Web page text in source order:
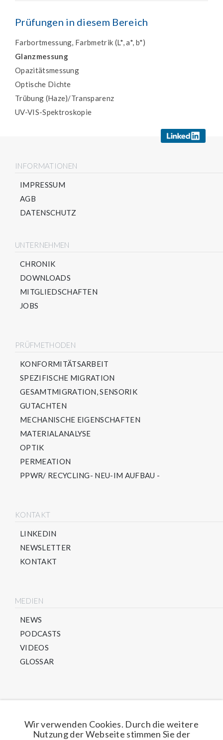
Prüfungen in diesem Bereich
Farbortmessung, Farbmetrik (L*, a*, b*)
Glanzmessung
Opazitätsmessung
Optische Dichte
Trübung (Haze)/Transparenz
UV-VIS-Spektroskopie
INFORMATIONEN
IMPRESSUM
AGB
DATENSCHUTZ
UNTERNEHMEN
CHRONIK
DOWNLOADS
MITGLIEDSCHAFTEN
JOBS
PRÜFMETHODEN
KONFORMITÄTSARBEIT
SPEZIFISCHE MIGRATION
GESAMTMIGRATION, SENSORIK
GUTACHTEN
MECHANISCHE EIGENSCHAFTEN
MATERIALANALYSE
OPTIK
PERMEATION
PPWR/ RECYCLING- NEU-IM AUFBAU -
KONTAKT
LINKEDIN
NEWSLETTER
KONTAKT
MEDIEN
NEWS
PODCASTS
VIDEOS
GLOSSAR
Direkt für unseren Newsletter anmelden
Wir verwenden Cookies. Durch die weitere
Nutzung der Webseite stimmen Sie der